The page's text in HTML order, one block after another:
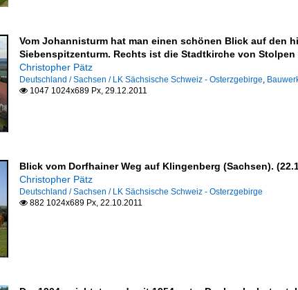
Vom Johannisturm hat man einen schönen Blick auf den
Siebenspitzenturm. Rechts ist die Stadtkirche von Stolpen
Christopher Pätz
Deutschland / Sachsen / LK Sächsische Schweiz - Osterzgebirge,
1047 1024x689 Px, 29.12.2011
Blick vom Dorfhainer Weg auf Klingenberg (Sachsen).
Christopher Pätz
Deutschland / Sachsen / LK Sächsische Schweiz - Osterzgebirge
882 1024x689 Px, 22.10.2011